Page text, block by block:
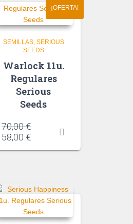
¡OFERTA!
SEMILLAS SERIOUS
SEEDS
Warlock 11u.
Regulares
Serious
Seeds
70,00€
58,00 €